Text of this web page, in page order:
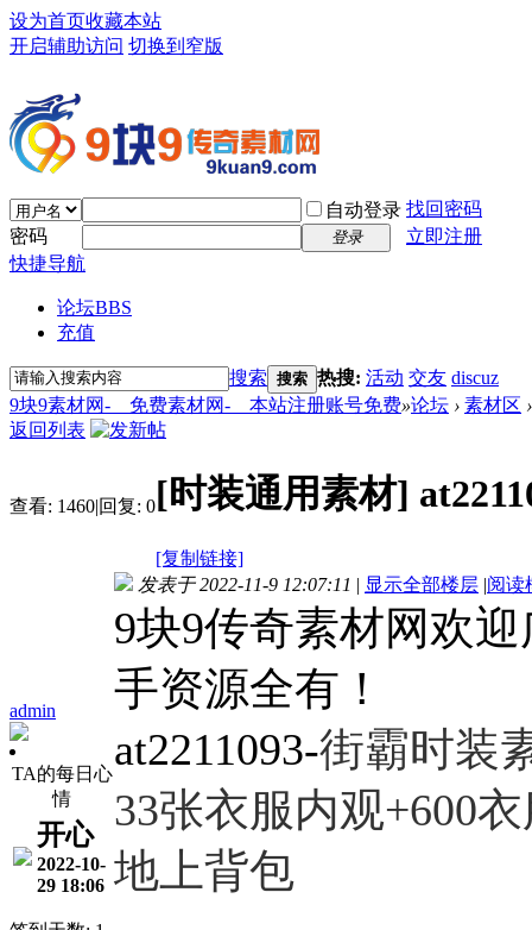
设为首页收藏本站
开启辅助访问 切换到窄版
自动登录 找回密码
密码
登录
立即注册
快捷导航
论坛BBS
充值
搜索 搜索 热搜: 活动 交友 discuz
9块9素材网-＿免费素材网-＿本站注册账号免费»论坛 › 素材区 ›
返回列表
查看: 1460|回复: 0[时装通用素材]
[复制链接]
admin
TA的每日心
情
开心
2022-10-
29 18:06
发表于 2022-11-9 12:07:11 | 显示全部楼层 |阅读
9块9传奇素材网欢
手资源全有！
at2211093-街霸时装
33张衣服内观+600
地上背包